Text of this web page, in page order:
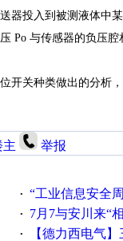
投入到被测液体中
Po 与传感器的负压
关种类做出的分析
主 举报
· “工业信息安全周之我见”
· 7月7与安川来“
· 【德力西电气】三